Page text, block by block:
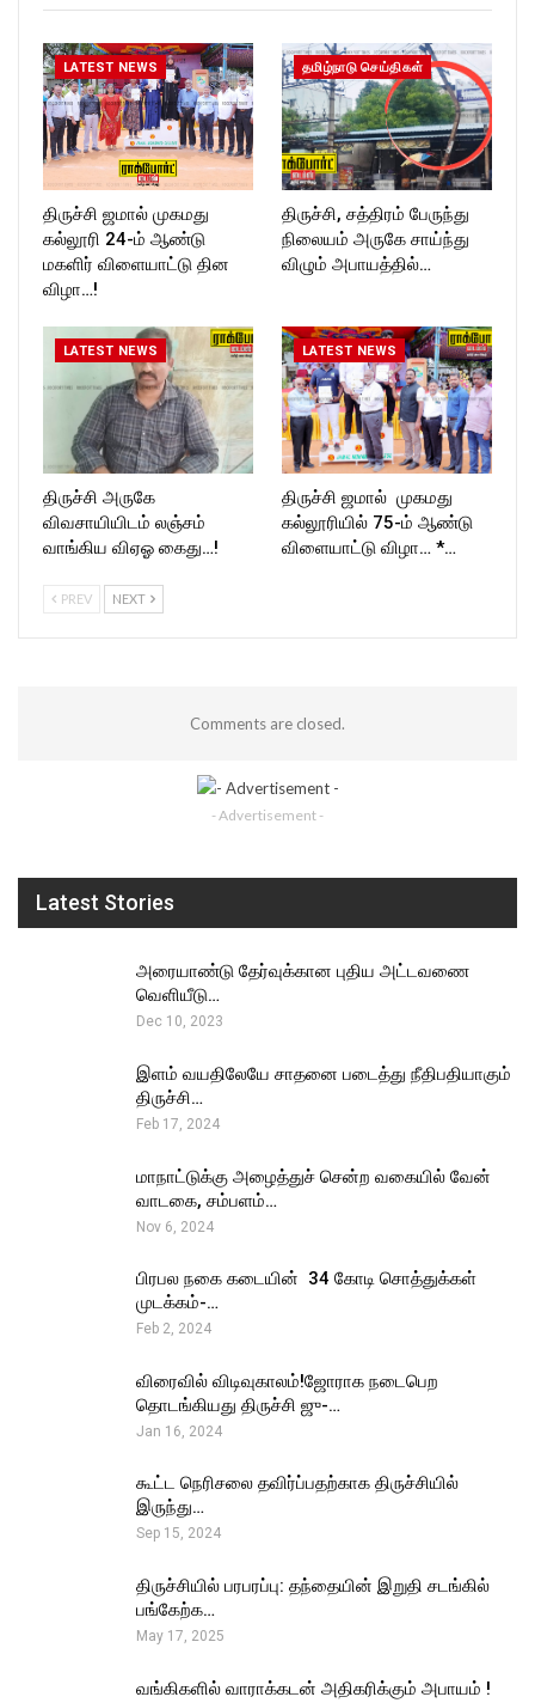
LATEST NEWS
திருச்சி ஜமால் முகமது
கல்லூரி 24-ம் ஆண்டு
மகளிர் விளையாட்டு தின
விழா…!
தமிழ்நாடு செய்திகள்
திருச்சி, சத்திரம் பேருந்து
நிலையம் அருகே சாய்ந்து
விழும் அபாயத்தில்…
LATEST NEWS
திருச்சி அருகே
விவசாயியிடம் லஞ்சம்
வாங்கிய விஏஓ கைது…!
LATEST NEWS
திருச்சி ஜமால் முகமது
கல்லூரியில் 75-ம் ஆண்டு
விளையாட்டு விழா… *…
PREV NEXT
Comments are closed.
- Advertisement -
Latest Stories
அரையாண்டு தேர்வுக்கான புதிய அட்டவணை
வெளியீடு…
Dec 10, 2023
இளம் வயதிலேயே சாதனை படைத்து நீதிபதியாகும்
திருச்சி…
Feb 17, 2024
மாநாட்டுக்கு அழைத்துச் சென்ற வகையில் வேன்
வாடகை, சம்பளம்…
Nov 6, 2024
பிரபல நகை கடையின் ₹ 34 கோடி சொத்துக்கள்
முடக்கம்-…
Feb 2, 2024
விரைவில் விடிவுகாலம்!ஜோராக நடைபெற
தொடங்கியது திருச்சி ஜு-…
Jan 16, 2024
கூட்ட நெரிசலை தவிர்ப்பதற்காக திருச்சியில்
இருந்து…
Sep 15, 2024
திருச்சியில் பரபரப்பு: தந்தையின் இறுதி சடங்கில்
பங்கேற்க…
May 17, 2025
வங்கிகளில் வாராக்கடன் அதிகரிக்கும் அபாயம் !